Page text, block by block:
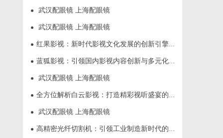
● 武汉配眼镜 上海配眼镜
● 武汉配眼镜 上海配眼镜
● 红果影视：新时代影视文化发展的创新引擎与力量
● 蓝狐影视：引领国内影视内容创新与多元化发展的先锋力量
● 武汉配眼镜 上海配眼镜
● 全方位解析白云影视：打造精彩视听盛宴的新锐平台
● 武汉配眼镜 上海配眼镜
● 高精密光纤切割机：引领工业制造新时代的利器